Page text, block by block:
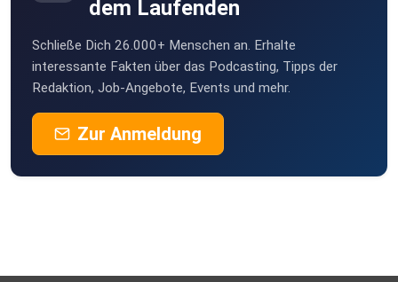
dem Laufenden
Schließe Dich 26.000+ Menschen an. Erhalte
interessante Fakten über das Podcasting, Tipps der
Redaktion, Job-Angebote, Events und mehr.
Zur Anmeldung